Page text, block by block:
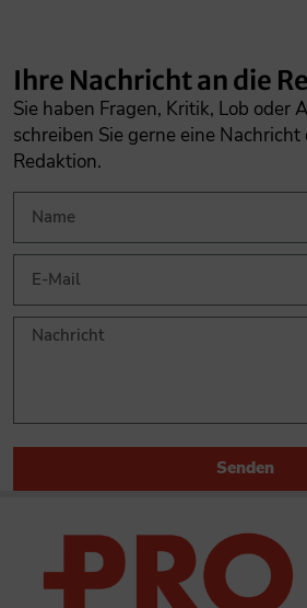
Ihre Nachricht an die
Sie haben Fragen, Kritik, Lob oder
schreiben Sie gerne eine
Redaktion.
Senden